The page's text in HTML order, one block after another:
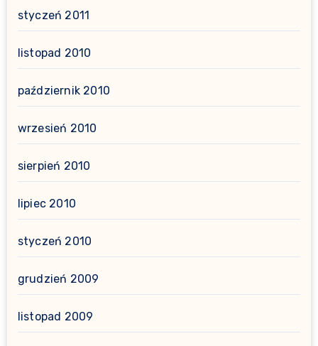
styczeń 2011
listopad 2010
październik 2010
wrzesień 2010
sierpień 2010
lipiec 2010
styczeń 2010
grudzień 2009
listopad 2009